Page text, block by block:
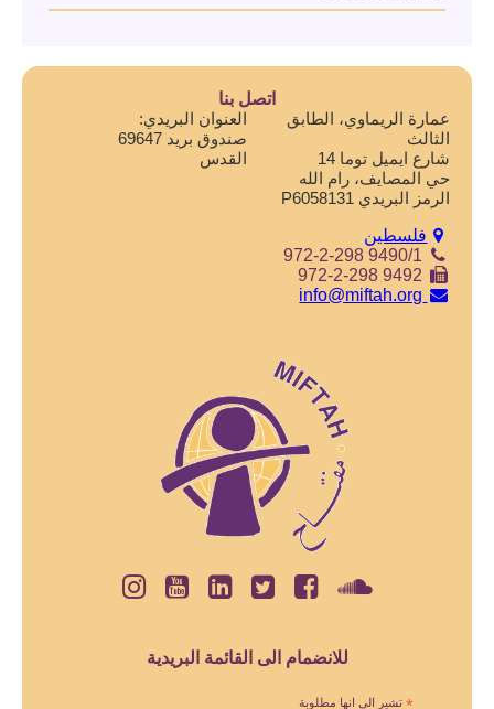
اتصل بنا
العنوان البريدي:
صندوق بريد 69647
القدس
عمارة الريماوي، الطابق
الثالث
شارع ايميل توما 14
حي المصايف، رام الله
الرمز البريدي P6058131
فلسطين
972-2-298 9490/1
972-2-298 9492
للانضمام الى القائمة البريدية
تشير الى انها مطلوبة